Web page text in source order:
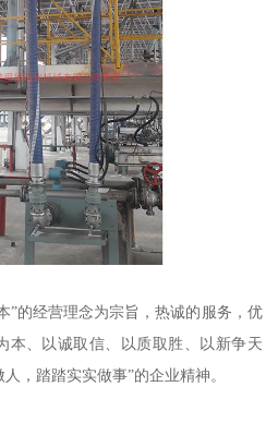
”的经营理念为宗旨，热诚的服务，优
本、以诚取信、以质取胜、以新争天
，踏踏实实做事”的企业精神。